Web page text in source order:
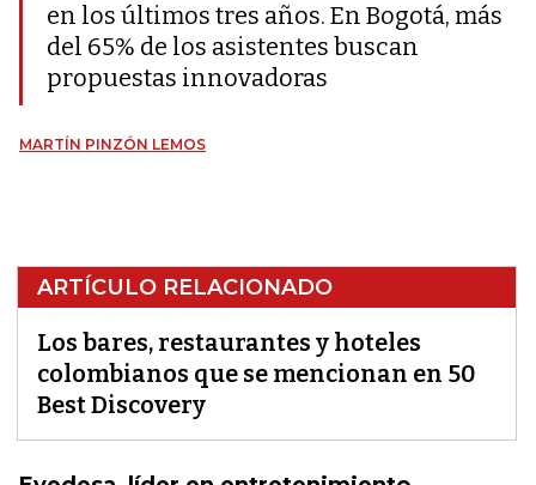
en los últimos tres años. En Bogotá, más
del 65% de los asistentes buscan
propuestas innovadoras
MARTÍN PINZÓN LEMOS
ARTÍCULO RELACIONADO
Los bares, restaurantes y hoteles
colombianos que se mencionan en 50
Best Discovery